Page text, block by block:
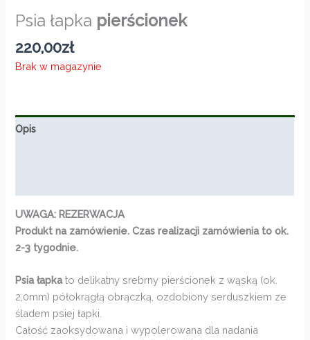
Psia łapka pierścionek
220,00zł
Brak w magazynie
Opis
UWAGA: REZERWACJA
Produkt na zamówienie. Czas realizacji zamówienia to ok.
2-3 tygodnie.
Psia łapkato delikatny srebrny pierścionek z wąską (ok.
2,0mm) półokrągłą obrączką, ozdobiony serduszkiem ze
śladem psiej łapki.
Całość zaoksydowana i wypolerowana dla nadania